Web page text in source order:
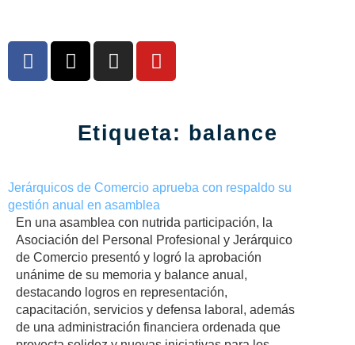
Etiqueta: balance
Jerárquicos de Comercio aprueba con respaldo su
gestión anual en asamblea
En una asamblea con nutrida participación, la
Asociación del Personal Profesional y Jerárquico
de Comercio presentó y logró la aprobación
unánime de su memoria y balance anual,
destacando logros en representación,
capacitación, servicios y defensa laboral, además
de una administración financiera ordenada que